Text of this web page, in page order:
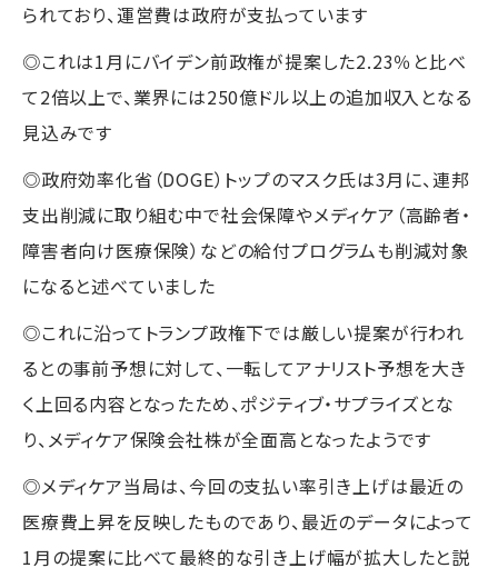
られており、運営費は政府が支払っています
◎これは1月にバイデン前政権が提案した2.23％と比べ
て2倍以上で、業界には250億ドル以上の追加収入となる
見込みです
◎政府効率化省（DOGE）トップのマスク氏は3月に、連邦
支出削減に取り組む中で社会保障やメディケア（高齢者・
障害者向け医療保険）などの給付プログラムも削減対象
になると述べていました
◎これに沿ってトランプ政権下では厳しい提案が行われ
るとの事前予想に対して、一転してアナリスト予想を大き
く上回る内容となったため、ポジティブ・サプライズとな
り、メディケア保険会社株が全面高となったようです
◎メディケア当局は、今回の支払い率引き上げは最近の
医療費上昇を反映したものであり、最近のデータによって
1月の提案に比べて最終的な引き上げ幅が拡大したと説